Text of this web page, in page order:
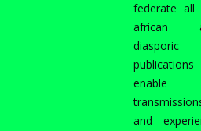
federate all
african
diasporic
enable
and